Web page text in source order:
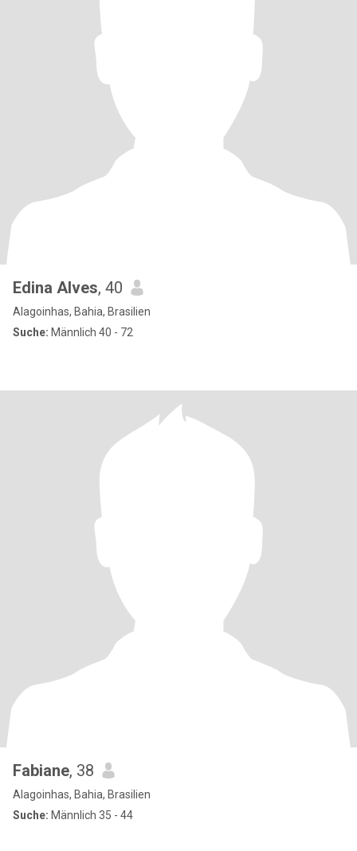
Edina Alves, 40
Alagoinhas, Bahia, Brasilien
Suche: Männlich 40 - 72
Fabiane, 38
Alagoinhas, Bahia, Brasilien
Suche: Männlich 35 - 44